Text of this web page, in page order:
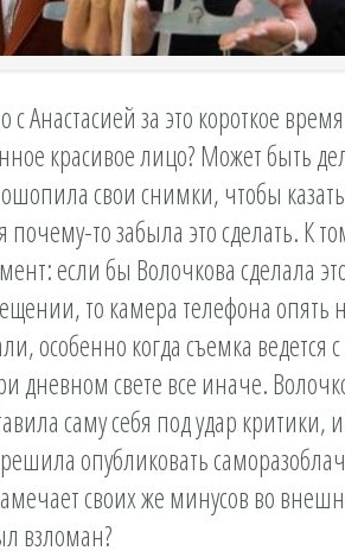
Анастасией за это короткое
красивое лицо? Может быть
свои снимки, чтобы
то забыла это сделать. К
если бы Волочкова сделала
то камера телефона опять
особенно когда съемка ведется
дневном свете все иначе.
саму себя под удар критики,
опубликовать
своих же минусов во
взломан?